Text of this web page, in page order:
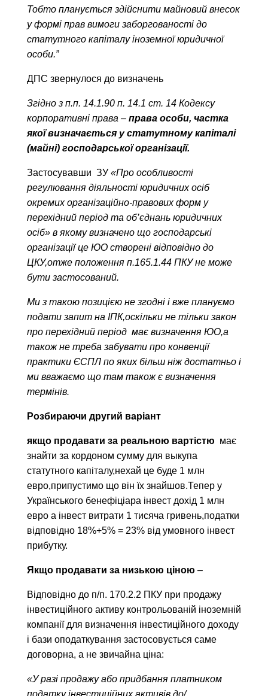
Тобто планується здійснити майновий внесок
у формі прав вимоги заборгованості до
статутного капіталу іноземної юридичної
особи.”
ДПС звернулося до визначень
Згідно з п.п. 14.1.90 п. 14.1 ст. 14 Кодексу
корпоративні права – права особи, частка
якої визначається у статутному капіталі
(майні) господарської організації.
Застосувавши ЗУ «Про особливості
регулювання діяльності юридичних осіб
окремих організаційно-правових форм у
перехідний період та об’єднань юридичних
осіб» в якому визначено що господарські
організації це ЮО створені відповідно до
ЦКУ,отже положення п.165.1.44 ПКУ не може
бути застосований.
Ми з такою позицією не згодні і вже плануємо
подати запит на ІПК,оскільки не тільки закон
про перехідний період має визначення ЮО,а
також не треба забувати про конвенції
практики ЄСПЛ по яких більш ніж достатньо і
ми вважаємо що там також є визначення
термінів.
Розбираючи другий варіант
якщо продавати за реальною вартістю має
знайти за кордоном сумму для выкупа
статутного капіталу,нехай це буде 1 млн
евро,припустимо що він їх знайшов.Тепер у
Українського бенефіціара інвест дохід 1 млн
евро а інвест витрати 1 тисяча гривень,податки
відповідно 18%+5% = 23% від умовного інвест
прибутку.
Якщо продавати за низькою ціною –
Відповідно до п/п. 170.2.2 ПКУ при продажу
інвестиційного активу контрольованій іноземній
компанії для визначення інвестиційного доходу
і бази оподаткування застосовується саме
договорна, а не звичайна ціна:​
«У разі продажу або придбання платником
податку інвестиційних активів до/